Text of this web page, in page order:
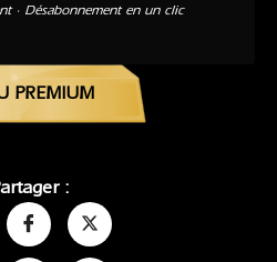
· Désabonnement en un clic
PREMIUM
: